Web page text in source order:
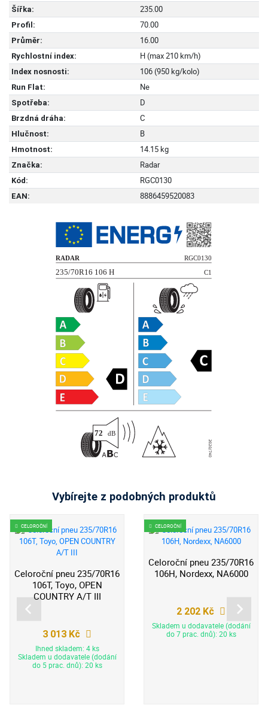
Šířka: 235.00
Profil: 70.00
Průměr: 16.00
Rychlostní index: H (max 210 km/h)
Index nosnosti: 106 (950 kg/kolo)
Run Flat: Ne
Spotřeba: D
Brzdná dráha: C
Hlučnost: B
Hmotnost: 14.15 kg
Značka: Radar
Kód: RGC0130
EAN: 8886459520083
Vybírejte z podobných produktů
CELOROČNÍ
Celoroční pneu 235/70R16
106T, Toyo, OPEN
COUNTRY A/T III
3 013 Kč
Ihned skladem: 4 ks
Skladem u dodavatele (dodání
do 5 prac. dnů): 20 ks
CELOROČNÍ
Celoroční pneu 235/70R16
106H, Nordexx, NA6000
2 202 Kč
Skladem u dodavatele (dodání
do 7 prac. dnů): 20 ks